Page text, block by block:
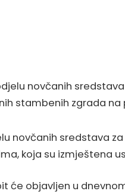
novčanih
stambenih zgrada na
novčanih sredstava
koja su izmještena
će objavljen u